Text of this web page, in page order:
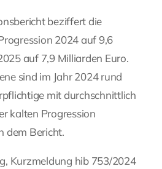
beziffert die
2024 auf 9,6
auf 7,9 Milliarden Euro.
sind im Jahr 2024 rund
mit durchschnittlich
kalten Progression
dem Bericht.
Kurzmeldung hib 753/2024